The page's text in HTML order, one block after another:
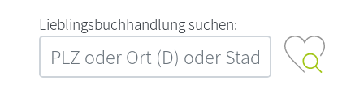
L‍i‍e‍b‍l‍i‍n‍g‍s‍b‍u‍c‍h‍h‍a‍n‍d‍l‍u‍n‍g‍ ‍s‍u‍c‍h‍e‍n‍:‍